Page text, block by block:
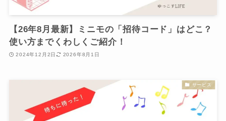
【26年8月最新】ミニモの「招待コード」はどこ？
使い方までくわしくご紹介！
2024年12月2日 2026年8月1日
サービス